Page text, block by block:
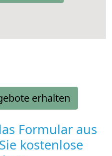
erhalten
Formular aus
kostenlose